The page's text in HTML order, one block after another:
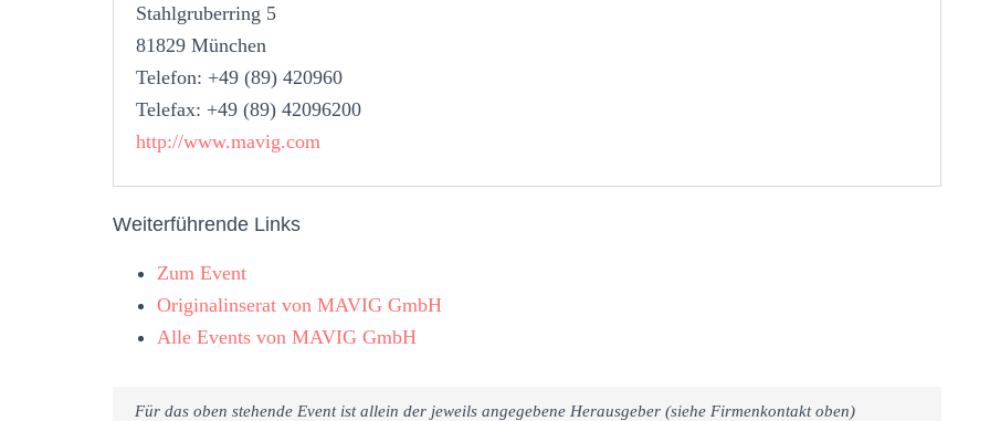
Stahlgruberring 5
81829 München
Telefon: +49 (89) 420960
Telefax: +49 (89) 42096200
http://www.mavig.com
Weiterführende Links
Zum Event
Originalinserat von MAVIG GmbH
Alle Events von MAVIG GmbH
Für das oben stehende Event ist allein der jeweils angegebene Herausgeber (siehe Firmenkontakt oben)